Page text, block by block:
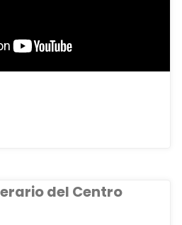
del Centro